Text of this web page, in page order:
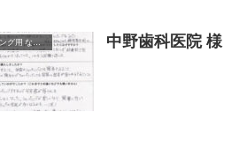
中野歯科医院 様